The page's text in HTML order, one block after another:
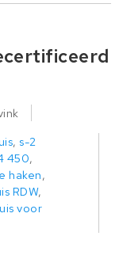
s-2
450
haken
RDW,
voor